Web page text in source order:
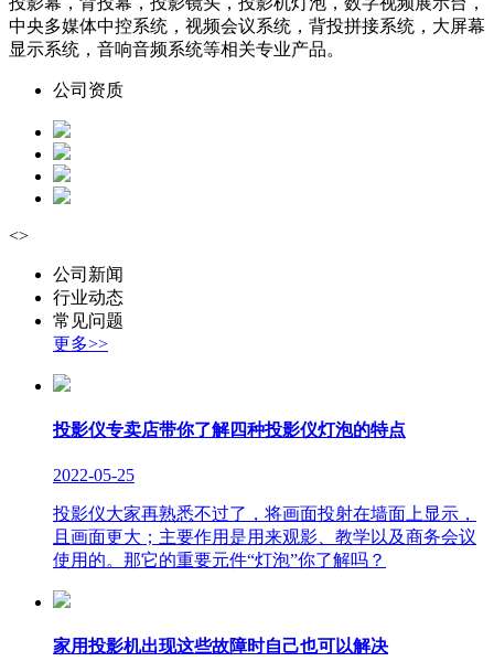
中央多媒体中控系统，视频会议系统，背投拼接系统，大屏幕
显示系统，音响音频系统等相关专业产品。
公司资质
<>
公司新闻
行业动态
常见问题
更多>>
投影仪专卖店带你了解四种投影仪灯泡的特点
2022-05-25
投影仪大家再熟悉不过了，将画面投射在墙面上显示，
且画面更大；主要作用是用来观影、教学以及商务会议
使用的。那它的重要元件“灯泡”你了解吗？
家用投影机出现这些故障时自己也可以解决